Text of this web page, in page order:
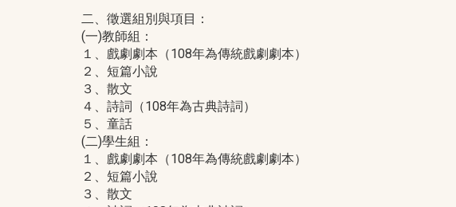
二、徵選組別與項目：
(一)教師組：
１、戲劇劇本（108年為傳統戲劇劇本）
２、短篇小說
３、散文
４、詩詞（108年為古典詩詞）
５、童話
(二)學生組：
１、戲劇劇本（108年為傳統戲劇劇本）
２、短篇小說
３、散文